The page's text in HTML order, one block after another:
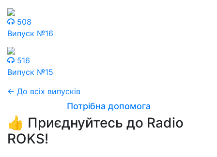
508
Випуск №16
516
Випуск №15
← До всіх випусків
Потрібна допомога
👍 Приєднуйтесь до Radio
ROKS!